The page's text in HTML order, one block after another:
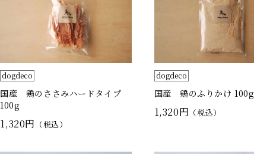
dogdeco
国産 鶏のささみハードタイプ
100g
1,320円 （税込）
dogdeco
国産 鶏のふりかけ 100g
1,320円 （税込）